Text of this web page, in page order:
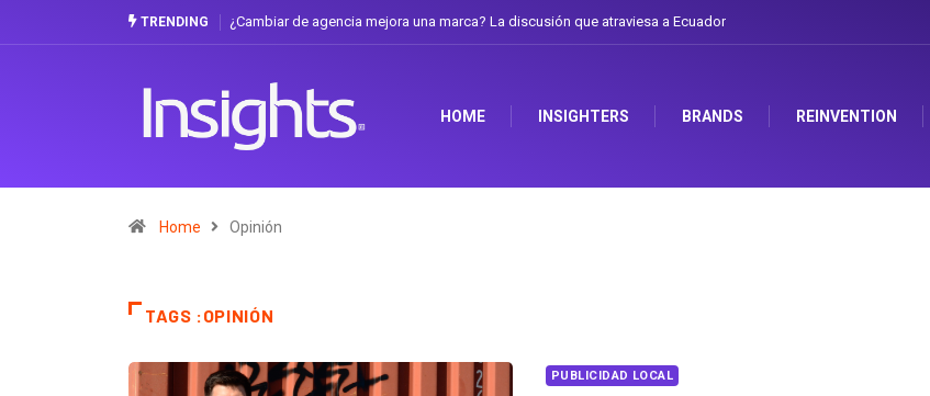
TRENDING ¿Cambiar de agencia mejora una marca? La discusión que atraviesa a Ecuador
HOME INSIGHTERS BRANDS REINVENTION
Home Opinión
TAGS :OPINIÓN
PUBLICIDAD LOCAL